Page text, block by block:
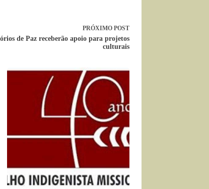
PRÓXIMO POST
de Paz receberão apoio para projetos
culturais